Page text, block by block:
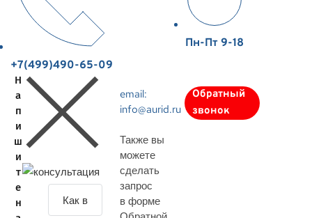
+7(499)490-65-09
Пн-Пт 9-18
Н
а
п
и
ш
и
т
е
н
email:
info@aurid.ru
Также вы
можете
сделать
запрос
в форме
Обратный
звонок